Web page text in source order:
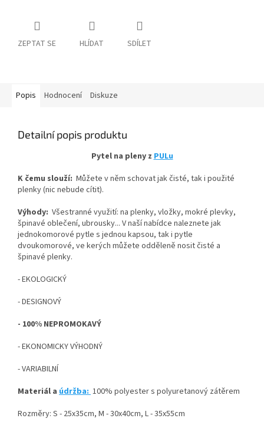
ZEPTAT SE HLÍDAT SDÍLET
Popis Hodnocení Diskuze
Detailní popis produktu
Pytel na pleny zPULu
K čemu slouží: Můžete v něm schovat jak čisté, tak i použité
plenky (nic nebude cítit).
Výhody: Všestranné využití: na plenky, vložky, mokré plevky,
špinavé oblečení, ubrousky... V naší nabídce naleznete jak
jednokomorové pytle s jednou kapsou, tak i pytle
dvoukomorové, ve kerých můžete odděleně nosit čisté a
špinavé plenky.
- EKOLOGICKÝ
- DESIGNOVÝ
- 100% NEPROMOKAVÝ
- EKONOMICKY VÝHODNÝ
- VARIABILNÍ
Materiál a údržba:100% polyester s polyuretanový zátěrem
Rozměry: S - 25x35cm, M - 30x40cm, L - 35x55cm